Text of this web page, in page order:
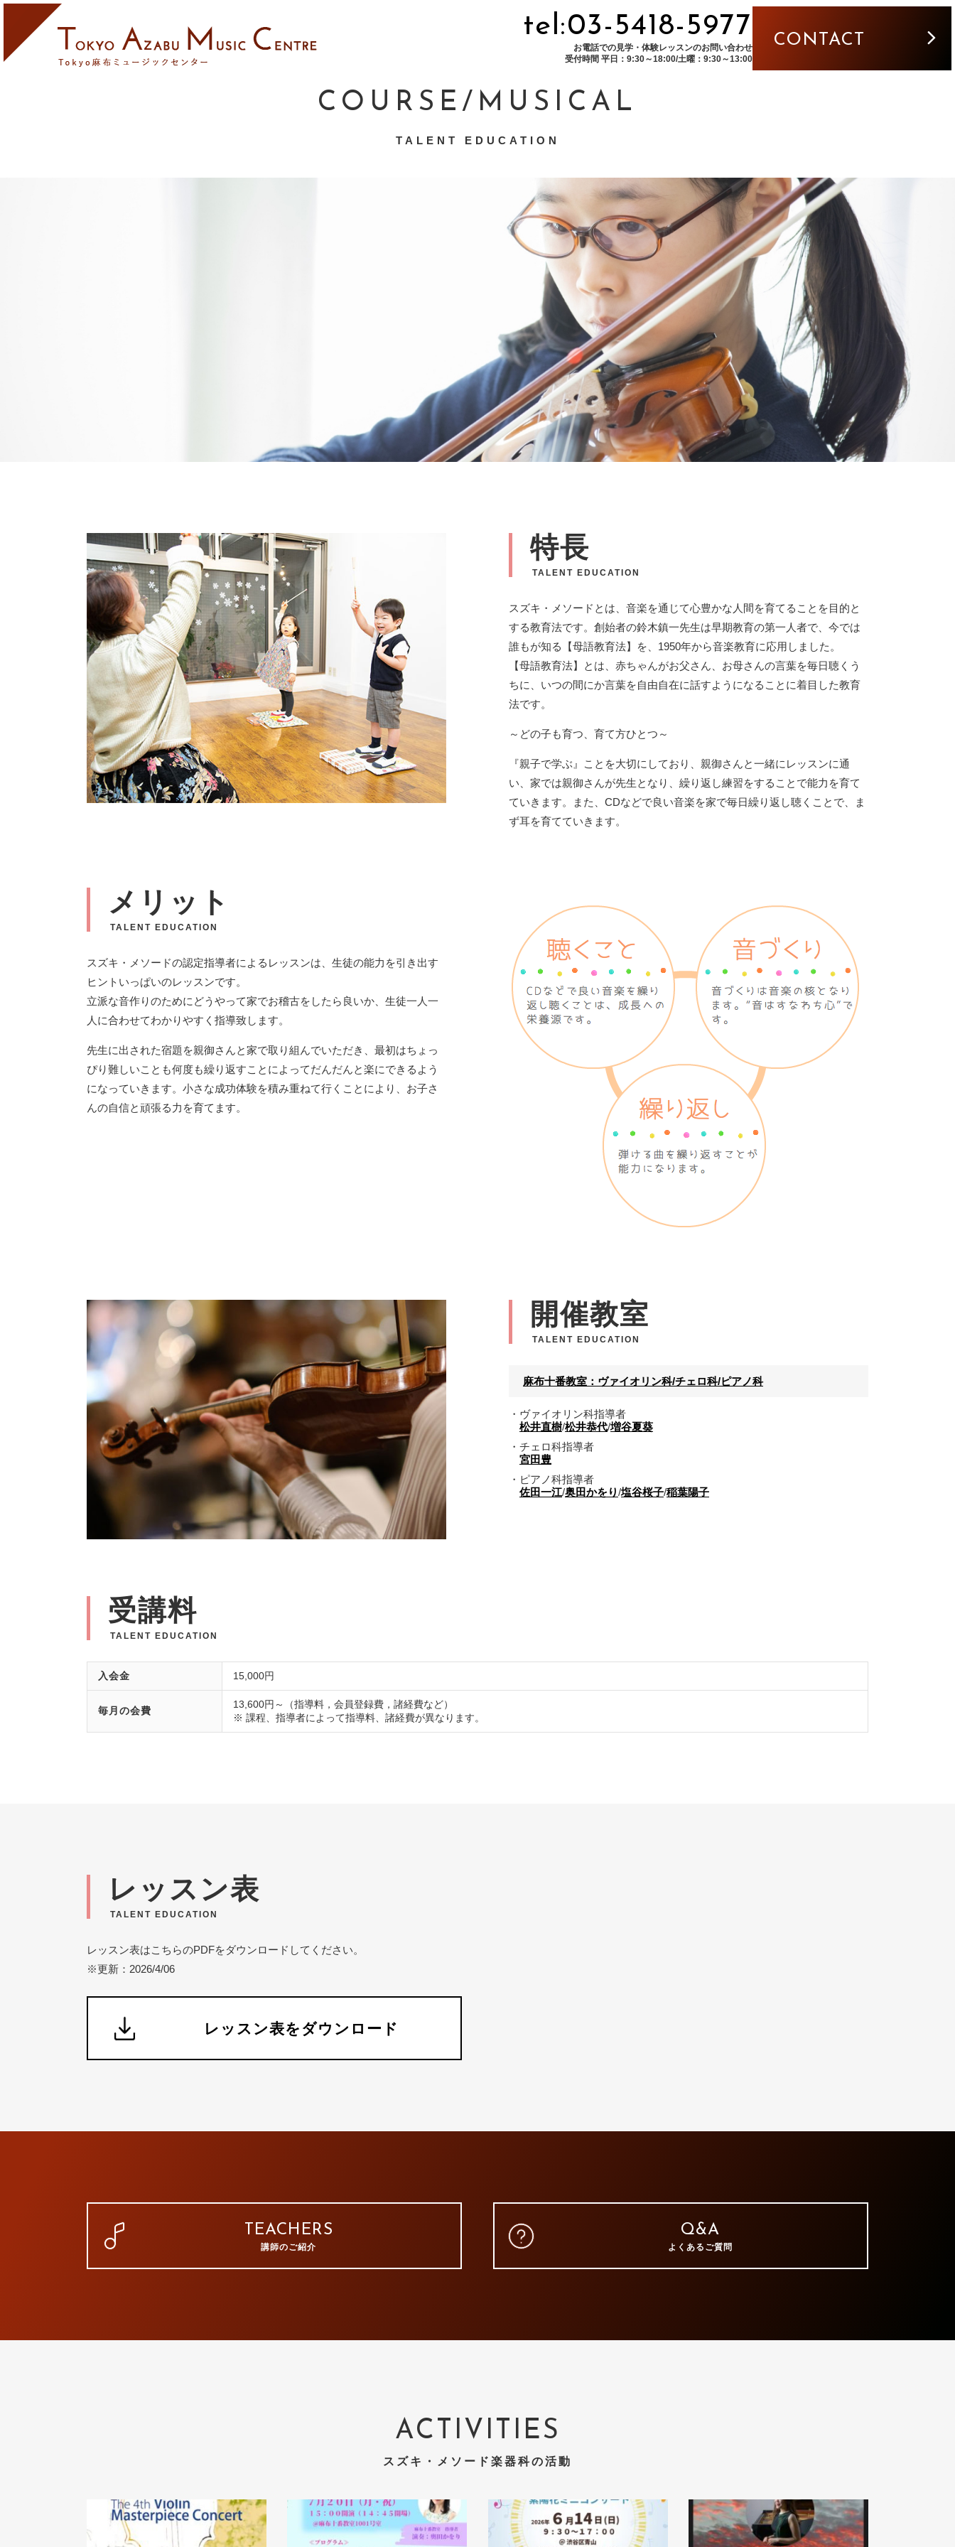
tel:03-5418-5977
お電話での見学・体験レッスンのお問い合わせ
受付時間 平日：9:30～18:00/土曜：9:30～13:00
CONTACT
COURSE/MUSICAL
TALENT EDUCATION
特長
TALENT EDUCATION
スズキ・メソードとは、音楽を通じて心豊かな人間を育てることを目的と
する教育法です。創始者の鈴木鎮一先生は早期教育の第一人者で、今では
誰もが知る【母語教育法】を、1950年から音楽教育に応用しました。
【母語教育法】とは、赤ちゃんがお父さん、お母さんの言葉を毎日聴くう
ちに、いつの間にか言葉を自由自在に話すようになることに着目した教育
法です。
～どの子も育つ、育て方ひとつ～
『親子で学ぶ』ことを大切にしており、親御さんと一緒にレッスンに通
い、家では親御さんが先生となり、繰り返し練習をすることで能力を育て
ていきます。また、CDなどで良い音楽を家で毎日繰り返し聴くことで、ま
ず耳を育てていきます。
メリット
TALENT EDUCATION
スズキ・メソードの認定指導者によるレッスンは、生徒の能力を引き出す
ヒントいっぱいのレッスンです。
立派な音作りのためにどうやって家でお稽古をしたら良いか、生徒一人一
人に合わせてわかりやすく指導致します。
先生に出された宿題を親御さんと家で取り組んでいただき、最初はちょっ
ぴり難しいことも何度も繰り返すことによってだんだんと楽にできるよう
になっていきます。小さな成功体験を積み重ねて行くことにより、お子さ
んの自信と頑張る力を育てます。
開催教室
TALENT EDUCATION
麻布十番教室：ヴァイオリン科/チェロ科/ピアノ科
・ヴァイオリン科指導者
松井直樹/松井恭代/増谷夏葵
・チェロ科指導者
宮田豊
・ピアノ科指導者
佐田一江/奥田かをり/塩谷桜子/稲葉陽子
受講料
TALENT EDUCATION
入会金 15,000円
毎月の会費
13,600円～（指導料，会員登録費，諸経費など）
※ 課程、指導者によって指導料、諸経費が異なります。
レッスン表
TALENT EDUCATION
レッスン表はこちらのPDFをダウンロードしてください。
※更新：2026/4/06
レッスン表をダウンロード
TEACHERS
講師のご紹介
Q&A
よくあるご質問
ACTIVITIES
スズキ・メソード楽器科の活動